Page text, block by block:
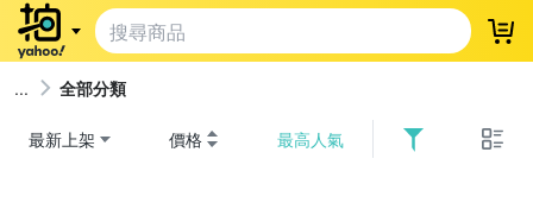
登
全部分類
最新上架 價格 最高人氣